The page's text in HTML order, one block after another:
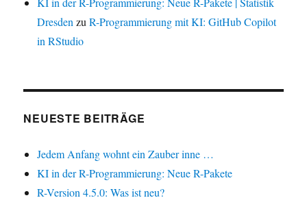
Dresden zuR-Programmierung mit KI: GitHub Copilot
in RStudio
NEUESTE BEITRÄGE
Jedem Anfang wohnt ein Zauber inne …
KI in der R-Programmierung: Neue R-Pakete
R-Version 4.5.0: Was ist neu?